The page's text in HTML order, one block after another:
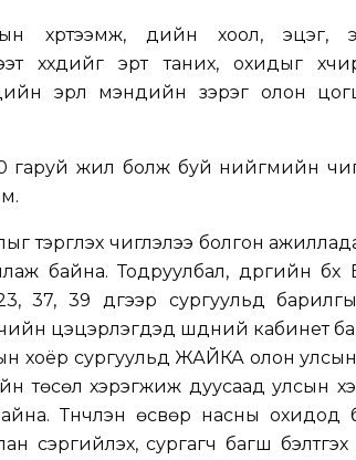
хүртээмж, үдийн хоол, эцэг,
хүүхдийг эрт таних, охидыг
эрүүл мэндийн зэрэг олон
гаруй жил болж буй нийгмийн
тэргүүлэх чиглэлээ болгон
байна. Тодруулбал, дүүргийн
37, 39 дүгээр сургуульд
цэцэрлэгүүдэд шүдний кабинет
хоёр сургуульд ЖАЙКА олон
төсөл хэрэгжиж дуусаад улсын
Түүнчлэн өсвөр насны охидод
сэргийлэх, сургагч багш бэлтгэх